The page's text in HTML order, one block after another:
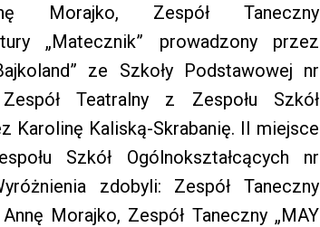
Zespół Taneczny
„Matecznik” prowadzony przez
ze Szkoły Podstawowej nr
Teatralny z Zespołu Szkół
Karolinę Kaliską-Skrabanię. II miejsce
Szkół Ogólnokształcących nr
zdobyli: Zespół Taneczny
Morajko, Zespół Taneczny „MAY